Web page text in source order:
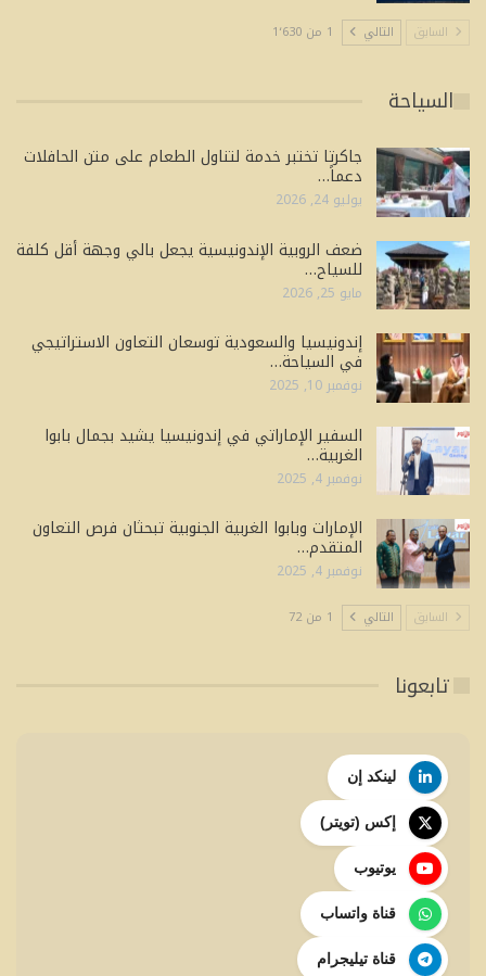
السابق التالي 1 من 1٬630
السياحة
جاكرتا تختبر خدمة لتناول الطعام على متن الحافلات
دعماً…
يوليو 24, 2026
ضعف الروبية الإندونيسية يجعل بالي وجهة أقل كلفة
للسياح…
مايو 25, 2026
إندونيسيا والسعودية توسعان التعاون الاستراتيجي
في السياحة…
نوفمبر 10, 2025
السفير الإماراتي في إندونيسيا يشيد بجمال بابوا
الغربية…
نوفمبر 4, 2025
الإمارات وبابوا الغربية الجنوبية تبحثان فرص التعاون
المتقدم…
نوفمبر 4, 2025
السابق التالي 1 من 72
تابعونا
لينكد إن
إكس (تويتر)
يوتيوب
قناة واتساب
قناة تيليجرام